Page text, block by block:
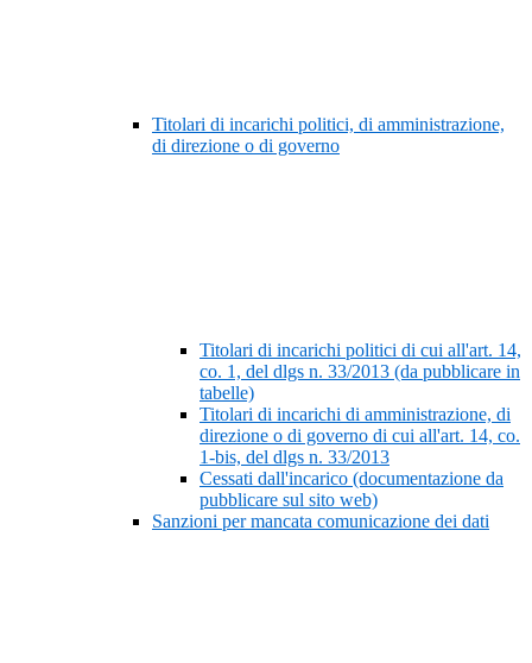
Titolari di incarichi politici, di amministrazione,
di direzione o di governo
Titolari di incarichi politici di cui all'art. 14,
co. 1, del dlgs n. 33/2013 (da pubblicare in
tabelle)
Titolari di incarichi di amministrazione, di
direzione o di governo di cui all'art. 14, co.
1-bis, del dlgs n. 33/2013
Cessati dall'incarico (documentazione da
pubblicare sul sito web)
Sanzioni per mancata comunicazione dei dati